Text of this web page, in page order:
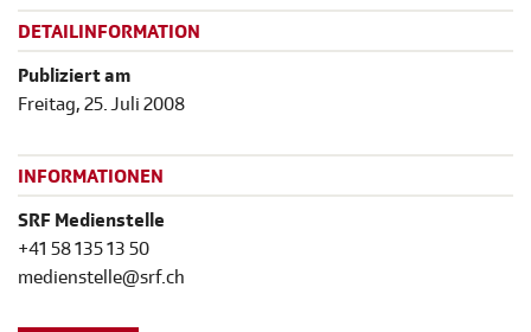
DETAILINFORMATION
Publiziert am
Freitag, 25. Juli 2008
INFORMATIONEN
SRF Medienstelle
+41 58 135 13 50
medienstelle@srf.ch